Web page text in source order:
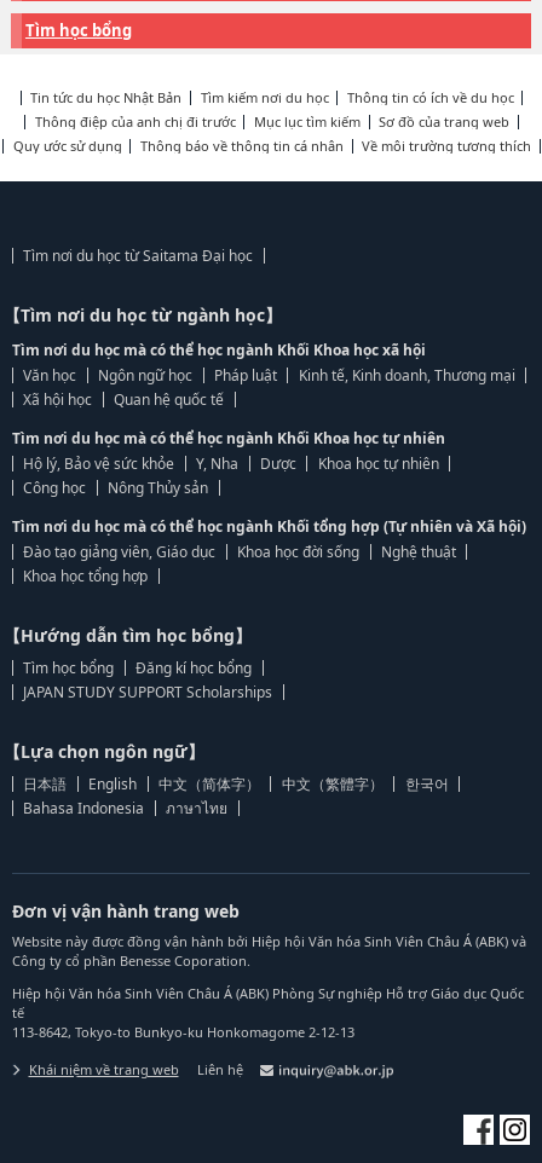
Tìm học bổng
Tin tức du học Nhật Bản Tìm kiếm nơi du học
Thông tin có ích về du học
Thông điệp của anh chị đi trước
Mục lục tìm kiếm
Sơ đồ của trang web
Quy ước sử dụng
Thông báo về thông tin cá nhân Về môi trường tương thích
Tìm nơi du học từ Saitama Đại học
【Tìm nơi du học từ ngành học】
Tìm nơi du học mà có thể học ngành Khối Khoa học xã hội
Văn học
Ngôn ngữ học Pháp luật
Kinh tế, Kinh doanh, Thương mại
Xã hội học
Quan hệ quốc tế
Tìm nơi du học mà có thể học ngành Khối Khoa học tự nhiên
Hộ lý, Bảo vệ sức khỏe
Y, Nha Dược
Khoa học tự nhiên
Công học
Nông Thủy sản
Tìm nơi du học mà có thể học ngành Khối tổng hợp (Tự nhiên và Xã hội)
Đào tạo giảng viên, Giáo dục
Khoa học đời sống
Nghệ thuật
Khoa học tổng hợp
【Hướng dẫn tìm học bổng】
Tìm học bổng
Đăng kí học bổng
JAPAN STUDY SUPPORT Scholarships
【Lựa chọn ngôn ngữ】
日本語 English 中文（简体字） 中文（繁體字）
한국어
Bahasa Indonesia
ภาษาไทย
Đơn vị vận hành trang web
Website này được đồng vận hành bởi Hiệp hội Văn hóa Sinh Viên Châu Á (ABK) và
Công ty cổ phần Benesse Coporation.
Hiệp hội Văn hóa Sinh Viên Châu Á (ABK) Phòng Sự nghiệp Hỗ trợ Giáo dục Quốc
tế
113-8642, Tokyo-to Bunkyo-ku Honkomagome 2-12-13
Khái niệm về trang web Liên hệ